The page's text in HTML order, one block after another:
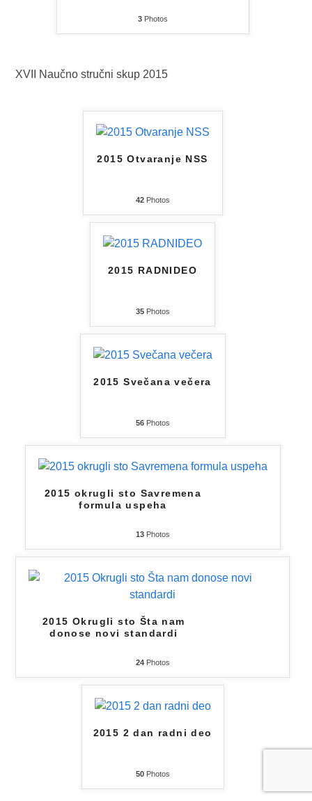
3Photos
XVII Naučno stručni skup 2015
2015 Otvaranje NSS
42Photos
2015 RADNIDEO
35Photos
2015 Svečana večera
56Photos
2015 okrugli sto Savremena
formula uspeha
13Photos
2015 Okrugli sto Šta nam
donose novi standardi
24Photos
2015 2 dan radni deo
50Photos